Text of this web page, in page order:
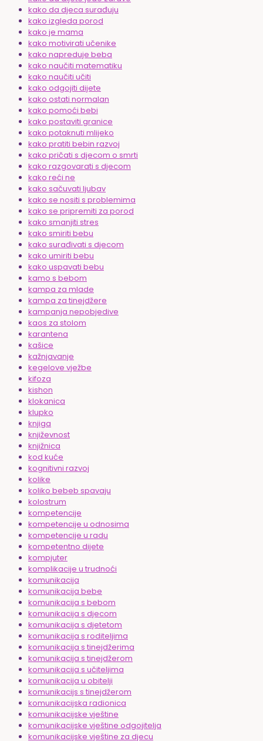
kako da djeca surađuju
kako izgleda porod
kako je mama
kako motivirati učenike
kako napreduje beba
kako naučiti matematiku
kako naučiti učiti
kako odgojiti dijete
kako ostati normalan
kako pomoći bebi
kako postaviti granice
kako potaknuti mlijeko
kako pratiti bebin razvoj
kako pričati s djecom o smrti
kako razgovarati s djecom
kako reći ne
kako sačuvati ljubav
kako se nositi s problemima
kako se pripremiti za porod
kako smanjiti stres
kako smiriti bebu
kako surađivati s djecom
kako umiriti bebu
kako uspavati bebu
kamo s bebom
kampa za mlade
kampa za tinejdžere
kampanja nepobjedive
kaos za stolom
karantena
kašice
kažnjavanje
kegelove vježbe
kifoza
kishon
klokanica
klupko
knjiga
književnost
knjižnica
kod kuće
kognitivni razvoj
kolike
koliko bebeb spavaju
kolostrum
kompetencije
kompetencije u odnosima
kompetencije u radu
kompetentno dijete
kompjuter
komplikacije u trudnoći
komunikacija
komunikacija bebe
komunikacija s bebom
komunikacija s djecom
komunikacija s djetetom
komunikacija s roditeljima
komunikacija s tinejdžerima
komunikacija s tinejdžerom
komunikacija s učiteljima
komunikacija u obitelji
komunikacijs s tinejdžerom
komunikacijska radionica
komunikacijske vještine
komunikacijske vještine odgojitelja
komunikacijske vještine za djecu